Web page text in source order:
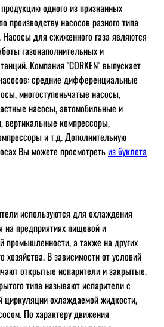
одного из признанных
производству насосов разного типа
Насосы для сжиженного газа являются
газонаполнительных и
Компания "CORKEN" выпускает
cредние дифференциальные
многоступеньчатые насосы,
насосы, автомобильные и
вертикальные компрессоры,
и т.д. Дополнительную
Вы можете просмотретьиз буклета
используются для охлаждения
на предприятиях пищевой и
промышленности, а также на других
хозяйства. В зависимости от условий
открытые испарители и закрытые.
типа называют испарители с
циркуляции охлаждаемой жидкости,
По характеру движения